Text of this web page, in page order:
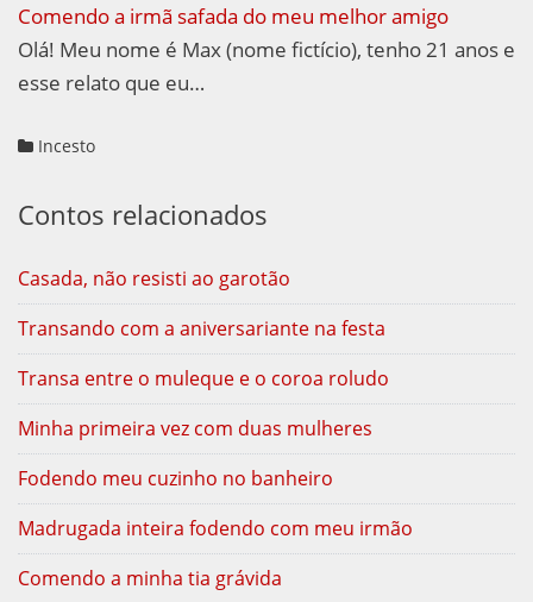
Comendo a irmã safada do meu melhor amigo
Olá! Meu nome é Max (nome fictício), tenho 21 anos e
esse relato que eu…
Incesto
Contos relacionados
Casada, não resisti ao garotão
Transando com a aniversariante na festa
Transa entre o muleque e o coroa roludo
Minha primeira vez com duas mulheres
Fodendo meu cuzinho no banheiro
Madrugada inteira fodendo com meu irmão
Comendo a minha tia grávida